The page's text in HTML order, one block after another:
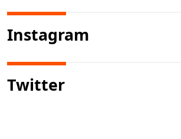
Instagram
Twitter